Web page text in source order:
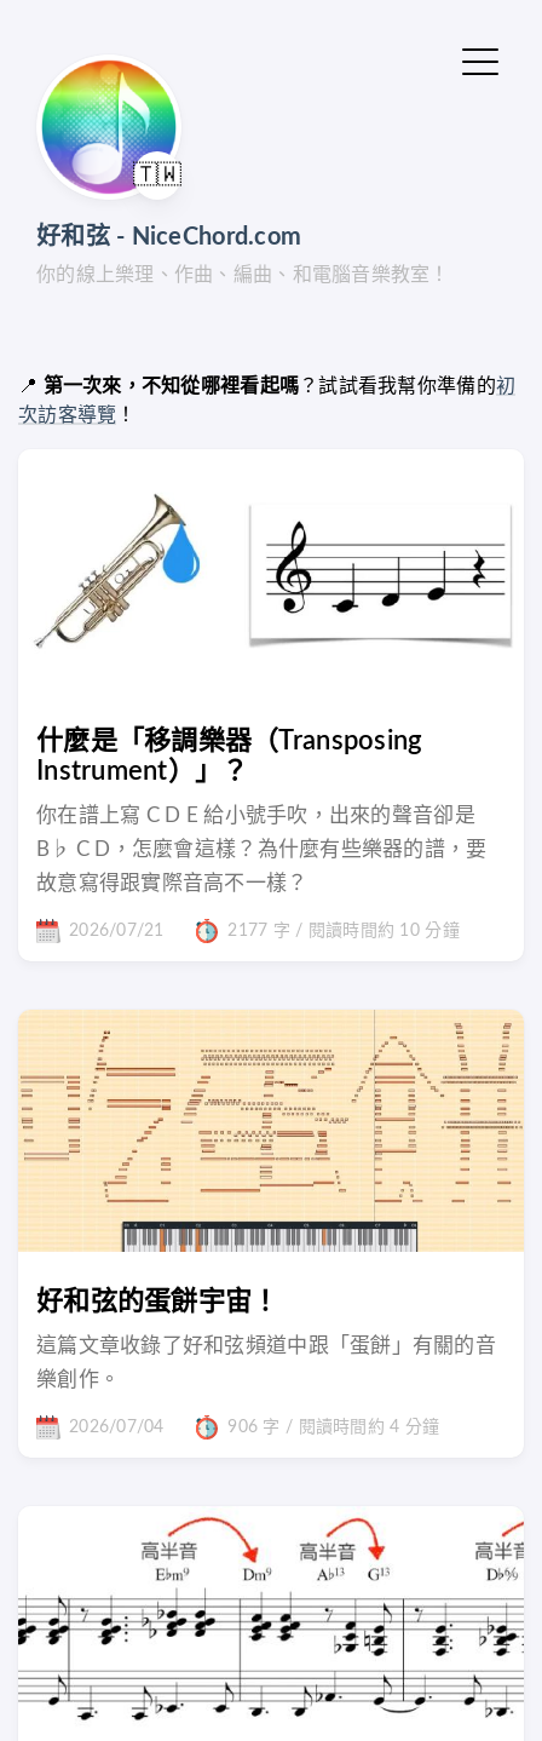
🇹🇼
好和弦 - NiceChord.com
你的線上樂理、作曲、編曲、和電腦音樂教室！
📍 第一次來，不知從哪裡看起嗎 ？試試看我幫你準備的初
次訪客導覽 ！
什麼是「移調樂器（Transposing
Instrument）」？
你在譜上寫 C D E 給小號手吹，出來的聲音卻是
B♭ C D，怎麼會這樣？為什麼有些樂器的譜，要
故意寫得跟實際音高不一樣？
2026/07/21 2177 字 / 閱讀時間約 10 分鐘
好和弦的蛋餅宇宙！
這篇文章收錄了好和弦頻道中跟「蛋餅」有關的音
樂創作。
2026/07/04 906 字 / 閱讀時間約 4 分鐘